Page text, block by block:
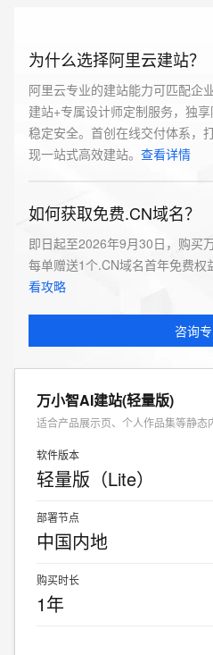
为什么选择阿里云建站？
阿里云专业的建站能力可匹配企
建站+专属设计师定制服务，独
稳定安全。首创在线交付体系，
现一站式高效建站。 查看详情
如何获取免费.CN域名？
即日起至2026年9月30日，购买
每单赠送1个.CN域名首年免费权
看攻略
咨询
万小智AI建站(轻量版)
适合产品展示页、个人作品集等静态
软件版本
轻量版（Lite）
部署节点
中国内地
购买时长
1年